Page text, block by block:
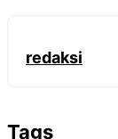
redaksi
Tags